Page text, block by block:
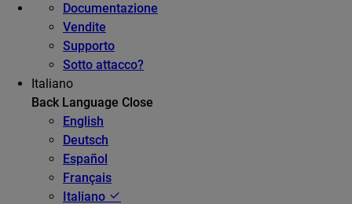
Documentazione
Vendite
Supporto
Sotto attacco?
Italiano
Back Language Close
English
Deutsch
Español
Français
Italiano